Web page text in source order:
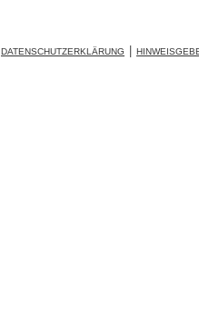
DATENSCHUTZERKLÄRUNG